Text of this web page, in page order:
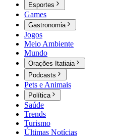
Esportes
Games
Gastronomia
Jogos
Meio Ambiente
Mundo
Orações Itatiaia
Podcasts
Pets e Animais
Política
Saúde
Trends
Turismo
Últimas Notícias